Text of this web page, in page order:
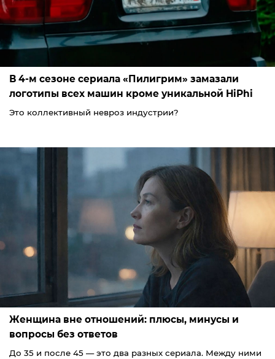
В 4-м сезоне сериала «Пилигрим» замазали
логотипы всех машин кроме уникальной HiPhi
Это коллективный невроз индустрии?
Женщина вне отношений: плюсы, минусы и
вопросы без ответов
До 35 и после 45 — это два разных сериала. Между ними